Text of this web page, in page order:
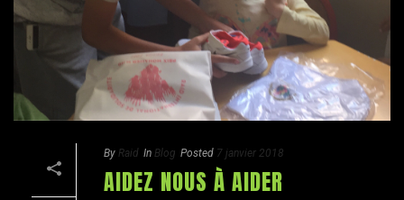
By Raid In Blog Posted 7 janvier 2018
AIDEZ NOUS À AIDER